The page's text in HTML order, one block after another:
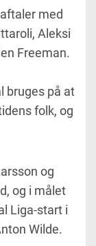
med
Aleksi
Freeman.
bruges på at
folk, og
og
og i målet
Liga-start i
Wilde.